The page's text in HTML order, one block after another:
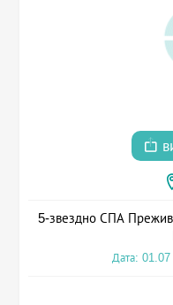
5-звездно СПА
Дата: